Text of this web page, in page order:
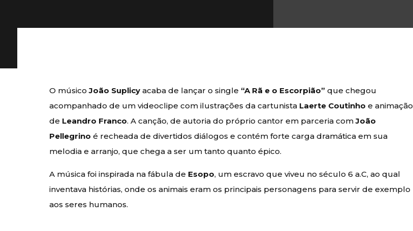
O músicoJoão Suplicy acaba de lançar o single “A Rã e o Escorpião” que chegou
acompanhado de um videoclipe com ilustrações da cartunista Laerte Coutinho e animação
de Leandro Franco. A canção, de autoria do próprio cantor em parceria comJoão
Pellegrino é recheada de divertidos diálogos e contém forte carga dramática em sua
melodia e arranjo, que chega a ser um tanto quanto épico.
A música foi inspirada na fábula de Esopo, um escravo que viveu no século 6 a.C, ao qual
inventava histórias, onde os animais eram os principais personagens para servir de exemplo
aos seres humanos.